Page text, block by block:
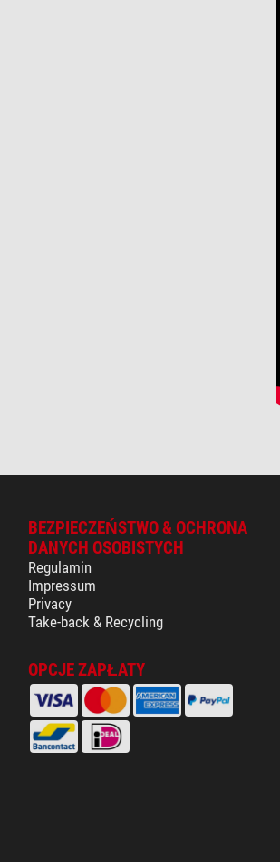
BEZPIECZEŃSTWO & OCHRONA
DANYCH OSOBISTYCH
Regulamin
Impressum
Privacy
Take-back & Recycling
OPCJE ZAPŁATY